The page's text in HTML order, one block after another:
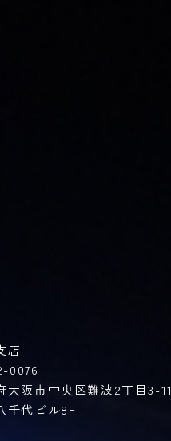
店
0076
大阪市中央区難波2丁目3-11
千代ビル8F